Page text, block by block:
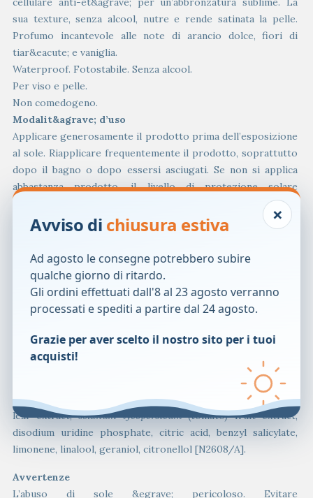
sua texture, senza alcool, nutre e rende satinata la pelle.
Profumo incantevole alle note di arancio dolce, fiori di
tiar&eacute; e vaniglia.
Waterproof. Fotostabile. Senza alcool.
Per viso e pelle.
Non comedogeno.
Modalit&agrave; d’uso
Applicare generosamente il prodotto prima dell’esposizione
al sole. Riapplicare frequentemente il prodotto, soprattutto
dopo il bagno o dopo essersi asciugati. Se non si applica
abbastanza prodotto, il livello di protezione solare
Componenti
adipate, diethylamino hydroxybenzoyl hexyl benzoate,
diethylhexyl succinate, ethylhexyl triazone,
annuus(sunflower) seed oil,macadamia integrifoliaseed oil,
methylheptyl isostearate, bis-ethylhexyloxyphenol
parfum/fragrance,
butyrospermum parkii(shea) butter,
tocopherol, tocopheryl acetate,
eichhornia crassipesextract,
ethyl ferulate, polyglyceryl-5 trioleate, aqua/water, fagraea
berteroana
flower extract,rosmarinus officinalis (rosemary)
leaf extract,solanum lycopersicum(tomato) fruit extract,
disodium uridine phosphate, citric acid, benzyl salicylate,
limonene, linalool, geraniol, citronellol [N2608/A].
Avvertenze
L’abuso di sole &egrave; pericoloso. Evitare
×
Avviso di chiusura estiva
Ad agosto le consegne potrebbero subire
qualche giorno di ritardo.
Gli ordini effettuati dall'8 al 23 agosto verranno
processati e spediti a partire dal 24 agosto.
Grazie per aver scelto il nostro sito per i tuoi
acquisti!